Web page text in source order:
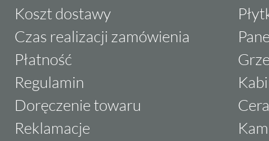
Koszt dostawy
Czas realizacji zamówienia
Płatność
Regulamin
Doręczenie towaru
Reklamacje